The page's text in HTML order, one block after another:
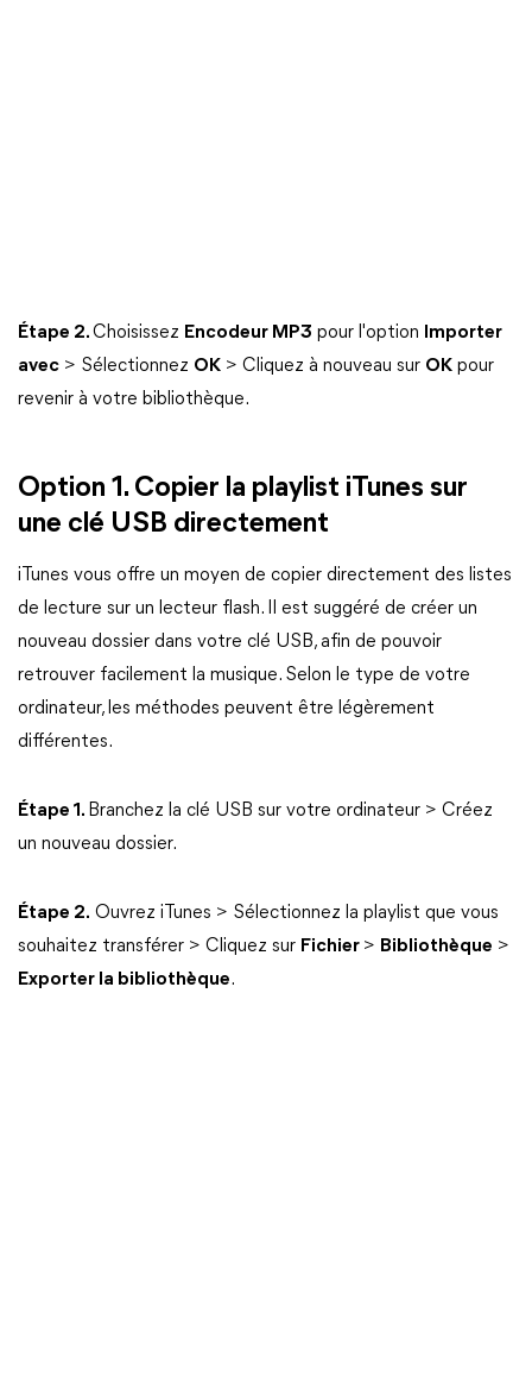
Étape 2.Choisissez Encodeur MP3 pour l'option
Importer
avec > Sélectionnez OK > Cliquez à nouveau sur OK pour
revenir à votre bibliothèque.
Option 1. Copier la playlist iTunes sur
une clé USB directement
iTunes vous offre un moyen de copier directement des listes
de lecture sur un lecteur flash. Il est suggéré de créer un
nouveau dossier dans votre clé USB, afin de pouvoir
retrouver facilement la musique. Selon le type de votre
ordinateur, les méthodes peuvent être légèrement
différentes.
Étape 1. Branchez la clé USB sur votre ordinateur > Créez
un nouveau dossier.
Étape 2. Ouvrez iTunes > Sélectionnez la playlist que vous
souhaitez transférer > Cliquez sur Fichier > Bibliothèque >
Exporter la bibliothèque.